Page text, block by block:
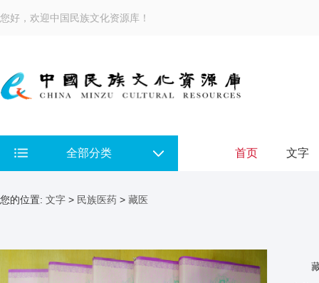
您好，欢迎中国民族文化资源库！
全部分类 首页 文字
您的位置: 文字 > 民族医药 > 藏医